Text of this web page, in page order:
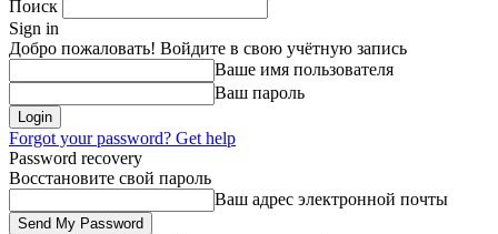
Поиск
Sign in
Добро пожаловать! Войдите в свою учётную запись
Ваше имя пользователя
Ваш пароль
Forgot your password? Get help
Password recovery
Восстановите свой пароль
Ваш адрес электронной почты